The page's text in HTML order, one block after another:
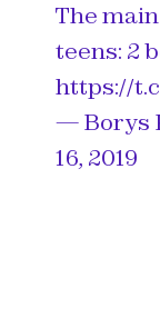
The
teens: 2
https://
— Borys
16, 2019